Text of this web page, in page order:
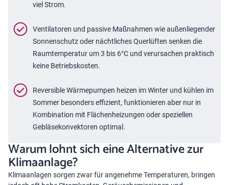
viel Strom.
Ventilatoren und passive Maßnahmen wie außenliegender
Sonnenschutz oder nächtliches Querlüften senken die
Raumtemperatur um 3 bis 6°C und verursachen praktisch
keine Betriebskosten.
Reversible Wärmepumpen heizen im Winter und kühlen im
Sommer besonders effizient, funktionieren aber nur in
Kombination mit Flächenheizungen oder speziellen
Gebläsekonvektoren optimal.
Warum lohnt sich eine Alternative zur
Klimaanlage?
Klimaanlagen sorgen zwar für angenehme Temperaturen, bringen